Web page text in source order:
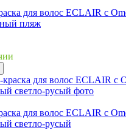
для волос ECLAIR с
пляж
для волос ECLAIR с
светло-русый